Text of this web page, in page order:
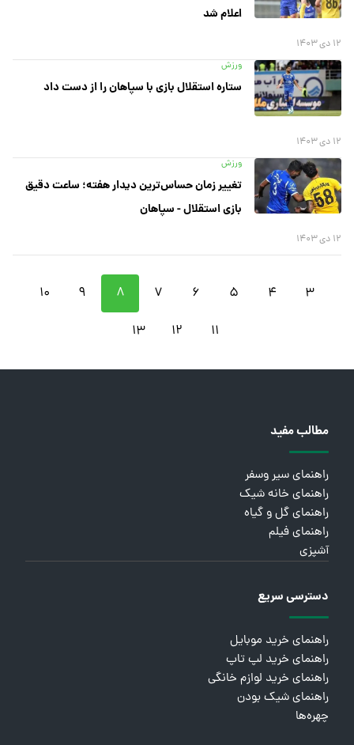
اعلام شد
۱۲ دی ۱۴۰۳
ورزش
ستاره استقلال بازی با سپاهان را از دست داد
۱۲ دی ۱۴۰۳
ورزش
تغییر زمان حساس‌ترین دیدار هفته؛ ساعت دقیق
بازی استقلال - سپاهان
۱۲ دی ۱۴۰۳
۳ ۴ ۵ ۶ ۷ ۸ ۹
۱۰
۱۱
۱۲ ۱۳
مطالب مفید
راهنمای سیر وسفر
راهنمای خانه شیک
راهنمای گل و گیاه
راهنمای فیلم
آشپزی
دسترسی سریع
راهنمای خرید موبایل
راهنمای خرید لپ تاپ
راهنمای خرید لوازم خانگی
راهنمای شیک بودن
چهره‌ها